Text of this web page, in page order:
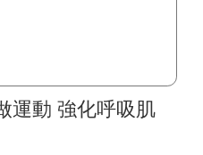
運動 強化呼吸肌